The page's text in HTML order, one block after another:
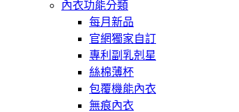
內衣功能分類
每月新品
官網獨家自訂
專利副乳剋星
絲棉薄杯
包覆機能內衣
無痕內衣